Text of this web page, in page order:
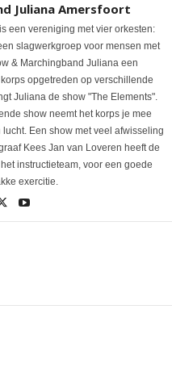
Juliana Amersfoort
een vereniging met vier orkesten:
slagwerkgroep voor mensen met
& Marchingband Juliana een
opgetreden op verschillende
Juliana de show "The Elements".
show neemt het korps je mee
Een show met veel afwisseling
Kees Jan van Loveren heeft de
instructieteam, voor een goede
exercitie.